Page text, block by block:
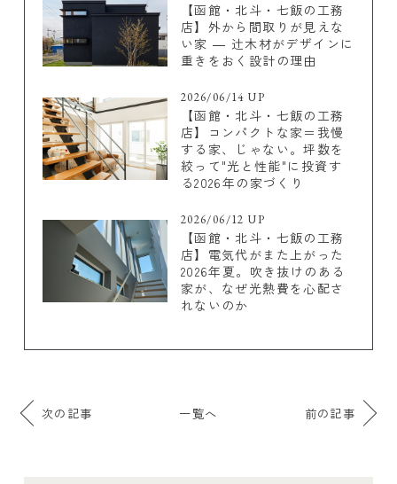
【函館・北斗・七飯の工務
店】外から間取りが見えな
い家 ― 辻木材がデザインに
重きをおく設計の理由
2026/06/14 UP
【函館・北斗・七飯の工務
店】コンパクトな家＝我慢
する家、じゃない。坪数を
絞って"光と性能"に投資す
る2026年の家づくり
2026/06/12 UP
【函館・北斗・七飯の工務
店】電気代がまた上がった
2026年夏。吹き抜けのある
家が、なぜ光熱費を心配さ
れないのか
次の記事 一覧へ 前の記事